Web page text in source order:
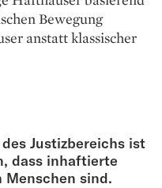
Bewegung
anstatt klassischer
Justizbereichs ist
dass inhaftierte
Menschen sind.